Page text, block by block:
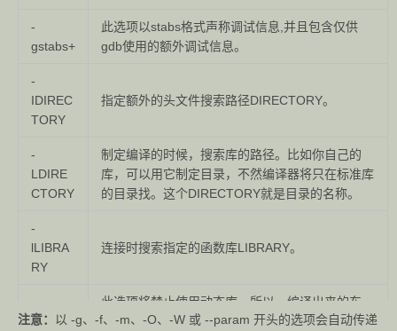
-
gstabs+
此选项以stabs格式声称调试信息,并且包含仅供
gdb使用的额外调试信息。
-
IDIREC
TORY
指定额外的头文件搜索路径DIRECTORY。
-
LDIRE
CTORY
制定编译的时候，搜索库的路径。比如你自己的
库，可以用它制定目录，不然编译器将只在标准库
的目录找。这个DIRECTORY就是目录的名称。
-
lLIBRA
RY
连接时搜索指定的函数库LIBRARY。
-static
此选项将禁止使用动态库，所以，编译出来的东
西，一般都很大，也不需要什么动态连接库，就可
注意：
以 -g、-f、-m、-O、-W 或 --param 开头的选项会自动传递